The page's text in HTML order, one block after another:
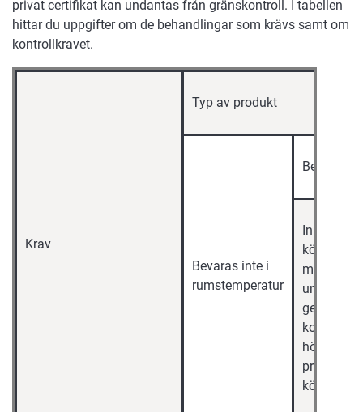
privat certifikat kan undantas från gränskontroll. I tabellen
hittar du uppgifter om de behandlingar som krävs samt om
kontrollkravet.
Krav
Typ av produkt
Bevaras inte i
rumstemperatur
Bevaras i
Innehåller
med
undantag
gelatin,
kollagen
produkter
kött